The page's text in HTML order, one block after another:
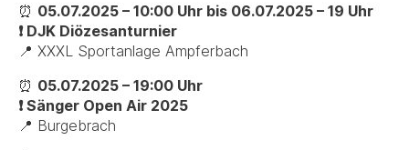
⏰ 05.07.2025 – 10:00 Uhr bis 06.07.2025 – 19 Uhr
❗ DJK Diözesanturnier
📍 XXXL Sportanlage Ampferbach
⏰ 05.07.2025 – 19:00 Uhr
❗ Sänger Open Air 2025
📍 Burgebrach